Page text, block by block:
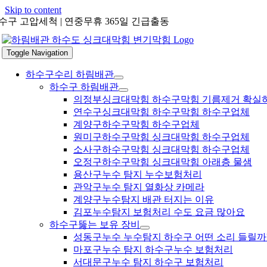
Skip to content
구 고압세척 | 연중무휴 365일 긴급출동
Toggle Navigation
하수구수리 하림배관
하수구 하림배관
의정부싱크대막힘 하수구막힘 기름제거 확실
연수구싱크대막힘 하수구막힘 하수구업체
계양구하수구막힘 하수구업체
원미구하수구막힘 싱크대막힘 하수구업체
소사구하수구막힘 싱크대막힘 하수구업체
오정구하수구막힘 싱크대막힘 아래층 물샘
용산구누수 탐지 누수보험처리
관악구누수 탐지 열화상 카메라
계양구누수탐지 배관 터지는 이유
김포누수탐지 보험처리 수도 요금 많아요
하수구뚫는 보유 장비
성동구누수 누수탐지 하수구 어떤 소리 들릴까
마포구누수 탐지 하수구누수 보험처리
서대문구누수 탐지 하수구 보험처리